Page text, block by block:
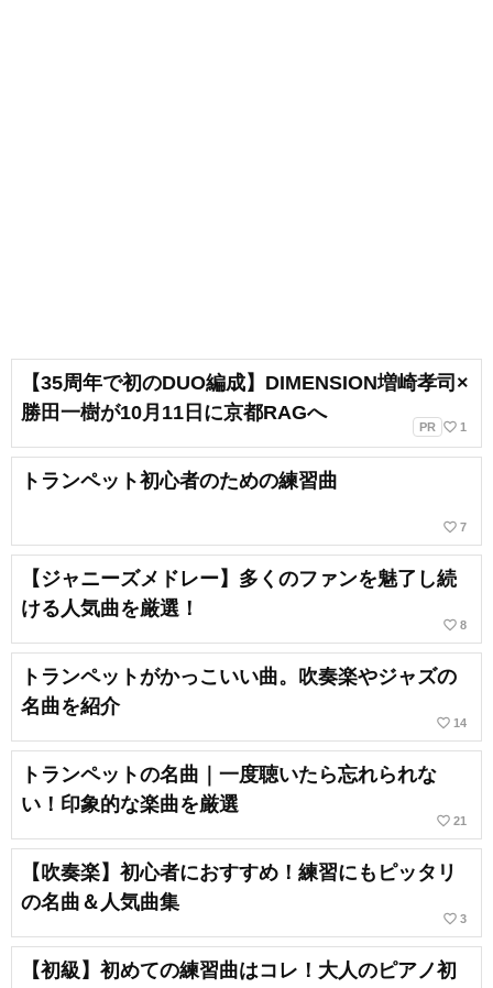
【35周年で初のDUO編成】DIMENSION増崎孝司×
勝田一樹が10月11日に京都RAGへ
PR favorite_border 1
トランペット初心者のための練習曲
favorite_border 7
【ジャニーズメドレー】多くのファンを魅了し続
ける人気曲を厳選！
favorite_border 8
トランペットがかっこいい曲。吹奏楽やジャズの
名曲を紹介
favorite_border 14
トランペットの名曲｜一度聴いたら忘れられな
い！印象的な楽曲を厳選
favorite_border 21
【吹奏楽】初心者におすすめ！練習にもピッタリ
の名曲＆人気曲集
favorite_border 3
【初級】初めての練習曲はコレ！大人のピアノ初